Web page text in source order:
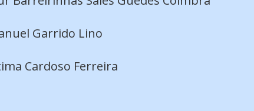
Garrido Lino
Cardoso Ferreira